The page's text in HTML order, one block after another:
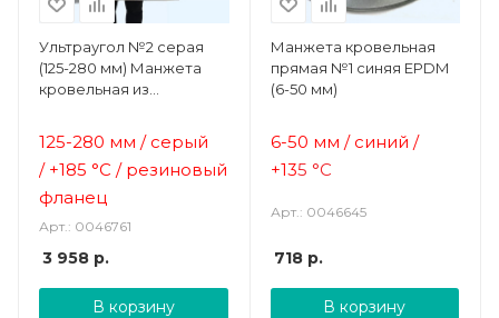
Ультраугол №2 серая
(125-280 мм) Манжета
кровельная из
125-280 мм / серый
/ +185 °C / резиновый
фланец
Арт.: 0046761
3 958 р.
В корзину
Манжета кровельная
прямая №1 синяя EPDM
(6-50 мм)
6-50 мм / синий /
+135 °C
Арт.: 0046645
718р.
В корзину